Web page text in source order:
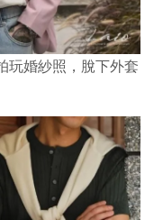
玩婚紗照，脫下外套